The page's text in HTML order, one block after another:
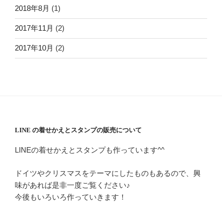
2018年8月 (1)
2017年11月 (2)
2017年10月 (2)
LINE の着せかえとスタンプの販売について
LINEの着せかえとスタンプも作っています^^
ドイツやクリスマスをテーマにしたものもあるので、興
味があれば是非一度ご覧ください♪
今後もいろいろ作っていきます！